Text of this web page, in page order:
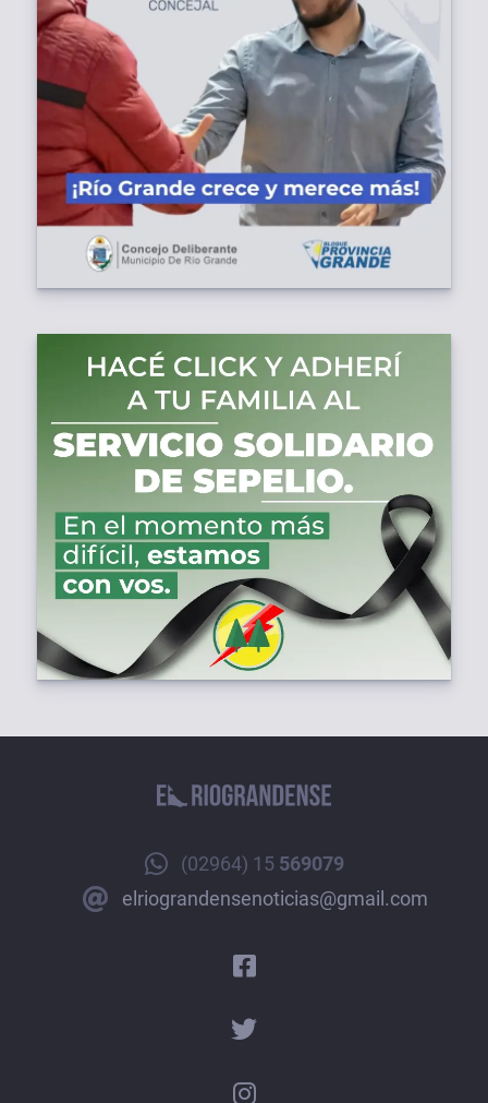
(02964) 15 569079
elriograndensenoticias@gmail.com